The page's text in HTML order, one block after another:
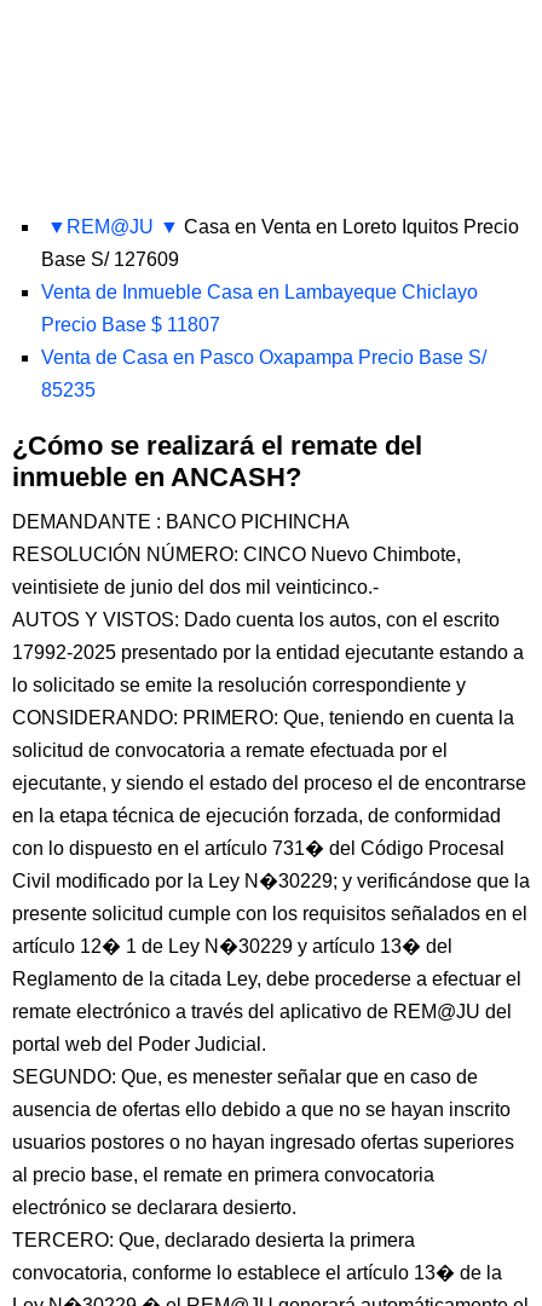
REM@JU
Casa en Venta en Loreto Iquitos Precio
Base S/ 127609
Venta de Inmueble Casa en Lambayeque Chiclayo
Precio Base $ 11807
Venta de Casa en Pasco Oxapampa Precio Base S/
85235
¿Cómo se realizará el remate del
inmueble en ANCASH?
DEMANDANTE : BANCO PICHINCHA
RESOLUCIÓN NÚMERO: CINCO Nuevo Chimbote,
veintisiete de junio del dos mil veinticinco.-
AUTOS Y VISTOS: Dado cuenta los autos, con el escrito
17992-2025 presentado por la entidad ejecutante estando a
lo solicitado se emite la resolución correspondiente y
CONSIDERANDO: PRIMERO: Que, teniendo en cuenta la
solicitud de convocatoria a remate efectuada por el
ejecutante, y siendo el estado del proceso el de encontrarse
en la etapa técnica de ejecución forzada, de conformidad
con lo dispuesto en el artículo 731� del Código Procesal
Civil modificado por la Ley N�30229; y verificándose que la
presente solicitud cumple con los requisitos señalados en el
artículo 12� 1 de Ley N�30229 y artículo 13� del
Reglamento de la citada Ley, debe procederse a efectuar el
remate electrónico a través del aplicativo de REM@JU del
portal web del Poder Judicial.
SEGUNDO: Que, es menester señalar que en caso de
ausencia de ofertas ello debido a que no se hayan inscrito
usuarios postores o no hayan ingresado ofertas superiores
al precio base, el remate en primera convocatoria
electrónico se declarara desierto.
TERCERO: Que, declarado desierta la primera
convocatoria, conforme lo establece el artículo 13� de la